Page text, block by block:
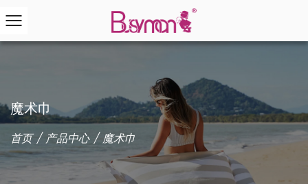
魔术巾
首页/产品中心/魔术巾